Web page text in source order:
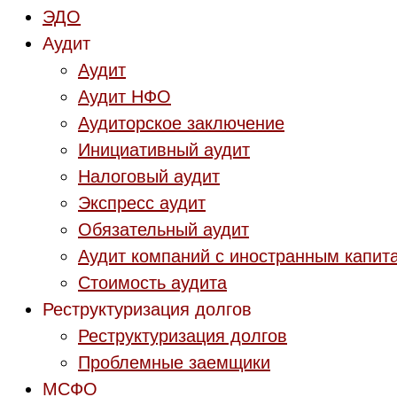
ЭДО
Аудит
Аудит
Аудит НФО
Аудиторское заключение
Инициативный аудит
Налоговый аудит
Экспресс аудит
Обязательный аудит
Аудит компаний с иностранным
Стоимость аудита
Реструктуризация долгов
Реструктуризация долгов
Проблемные заемщики
МСФО